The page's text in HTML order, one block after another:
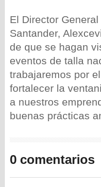
El Director
Santander,
de que se hagan
eventos de talla
trabajaremos por
fortalecer la
a nuestros
buenas prácticas
0 comentarios